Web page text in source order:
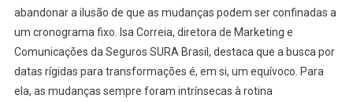
abandonar a ilusão de que as mudanças podem ser confinadas a
um cronograma fixo. Isa Correia, diretora de Marketing e
Comunicações da Seguros SURA Brasil, destaca que a busca por
datas rígidas para transformações é, em si, um equívoco. Para
ela, as mudanças sempre foram intrínsecas à rotina